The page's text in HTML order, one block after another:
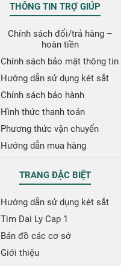
THÔNG TIN TRỢ GIÚP
Chính sách đổi/trả hàng –
hoàn tiền
Chính sách bảo mật thông tin
Hướng dẫn sử dụng két sắt
Chính sách bảo hành
Hình thức thanh toán
Phương thức vận chuyển
Hướng dẫn mua hàng
TRANG ĐẶC BIỆT
Hướng dẫn sử dụng két sắt
Tim Dai Ly Cap 1
Bản đồ các cơ sở
Giới thiệu